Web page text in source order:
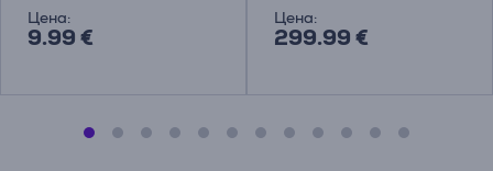
Цена:
9.99 €
TVM5645
Цена:
299.99 €